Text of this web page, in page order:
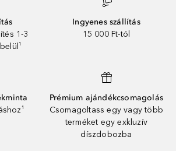
1-3
Ingyenes szállítás
15 000 Ft-tól
Prémium ajándékcsomagolás
Csomagoltass egy vagy több
terméket egy exkluzív
díszdobozba